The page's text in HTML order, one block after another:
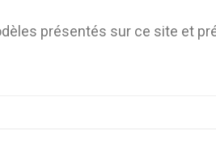
présentés sur ce site et